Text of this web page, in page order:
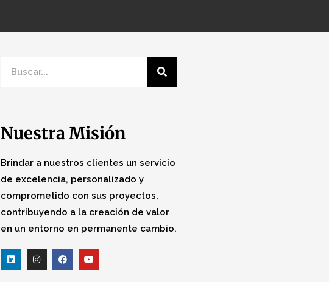
Nuestra Misión
Brindar a nuestros clientes un servicio
de excelencia, personalizado y
comprometido con sus proyectos,
contribuyendo a la creación de valor
en un entorno en permanente cambio.